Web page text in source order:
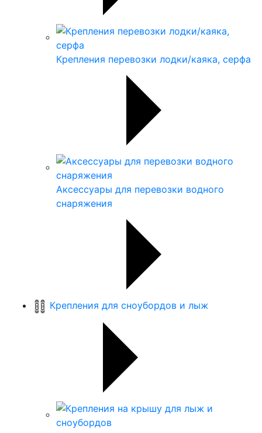
Крепления перевозки лодки/каяка, серфа
Аксессуары для перевозки водного
снаряжения
Крепления для сноубордов и лыж